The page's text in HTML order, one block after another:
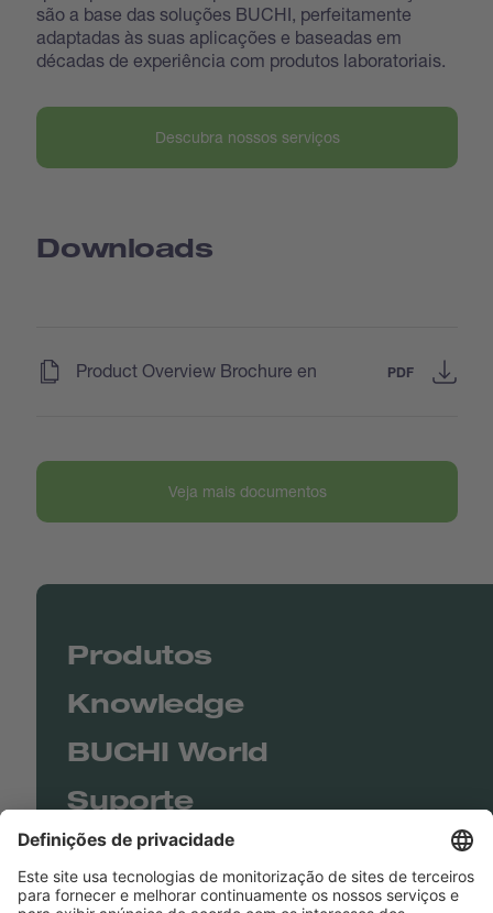
são a base das soluções BUCHI, perfeitamente
adaptadas às suas aplicações e baseadas em
décadas de experiência com produtos laboratoriais.
Descubra nossos serviços
Downloads
Product Overview Brochure en PDF
Veja mais documentos
Produtos
Knowledge
BUCHI World
Suporte
Shop
Contact us